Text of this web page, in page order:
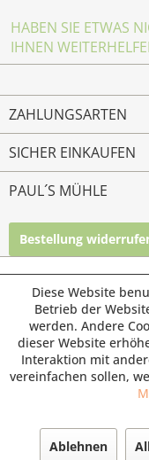
HABEN SIE ETWAS
IHNEN
ZAHLUNGSARTEN
SICHER EINKAUFEN
PAUL´S MÜHLE
Bestellung
© Paul's Mühle |
Fax: 02361 -
Diese Website
Betrieb der
werden. Andere
dieser Website
Interaktion mit
vereinfachen sollen,
Ablehnen